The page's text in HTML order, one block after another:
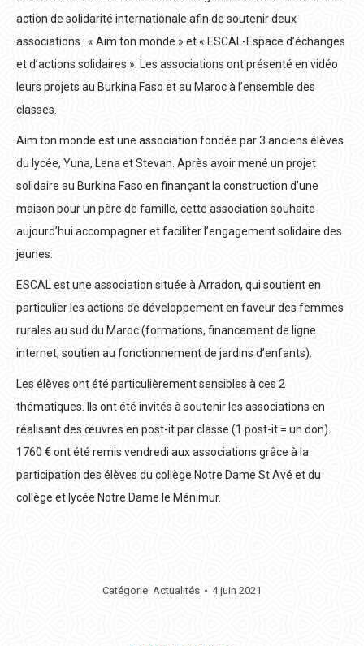
action de solidarité internationale afin de soutenir deux
associations : « Aim ton monde » et « ESCAL-Espace d’échanges
et d’actions solidaires ». Les associations ont présenté en vidéo
leurs projets au Burkina Faso et au Maroc à l’ensemble des
classes.
Aim ton monde est une association fondée par 3 anciens élèves
du lycée, Yuna, Lena et Stevan. Après avoir mené un projet
solidaire au Burkina Faso en finançant la construction d’une
maison pour un père de famille, cette association souhaite
aujourd’hui accompagner et faciliter l’engagement solidaire des
jeunes.
ESCAL est une association située à Arradon, qui soutient en
particulier les actions de développement en faveur des femmes
rurales au sud du Maroc (formations, financement de ligne
internet, soutien au fonctionnement de jardins d’enfants).
Les élèves ont été particulièrement sensibles à ces 2
thématiques. Ils ont été invités à soutenir les associations en
réalisant des œuvres en post-it par classe (1 post-it = un don).
1760 € ont été remis vendredi aux associations grâce à la
participation des élèves du collège Notre Dame St Avé et du
collège et lycée Notre Dame le Ménimur.
Catégorie Actualités 4 juin 2021